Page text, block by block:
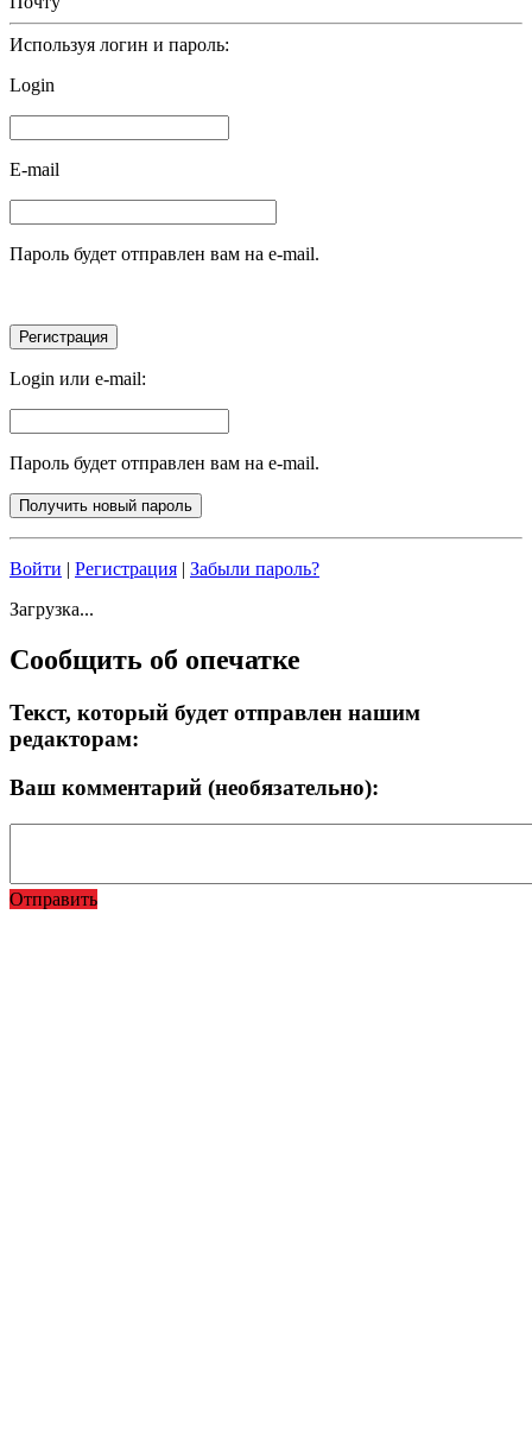
Используя логин и пароль:
Login
E-mail
Пароль будет отправлен вам на e-mail.
Login или e-mail:
Пароль будет отправлен вам на e-mail.
Войти | Регистрация | Забыли пароль?
Загрузка...
Сообщить об опечатке
Текст, который будет отправлен нашим
редакторам:
Ваш комментарий (необязательно):
Отправить